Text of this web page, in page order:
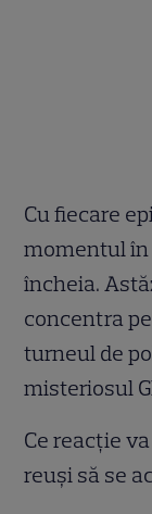
Cu fiecare
momentul în
încheia.
concentra
turneul de
misteriosul
Ce reacție
reuși să se